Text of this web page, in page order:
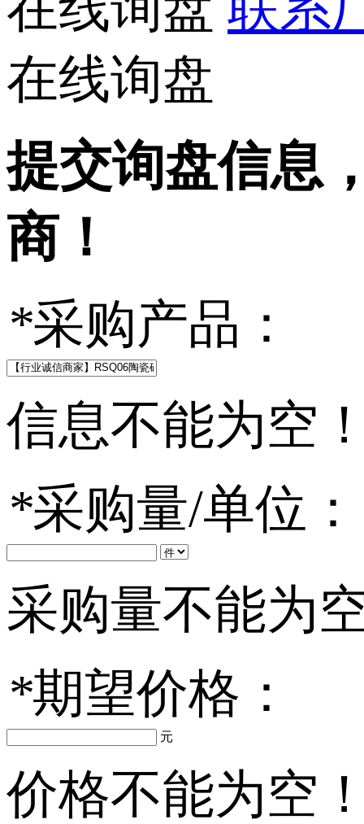
在线询盘
提交询盘信息
商！
*采购产品：
信息不能为空
*采购量/单位：
采购量不能为
*期望价格：
元
价格不能为空